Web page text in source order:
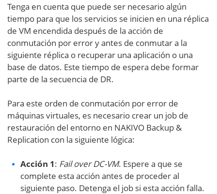
Tenga en cuenta que puede ser necesario algún
tiempo para que los servicios se inicien en una réplica
de VM encendida después de la acción de
conmutación por error y antes de conmutar a la
siguiente réplica o recuperar una aplicación o una
base de datos. Este tiempo de espera debe formar
parte de la secuencia de DR.
Para este orden de conmutación por error de
máquinas virtuales, es necesario crear un job de
restauración del entorno en NAKIVO Backup &
Replication con la siguiente lógica:
Acción 1: Fail over DC-VM. Espere a que se
complete esta acción antes de proceder al
siguiente paso. Detenga el job si esta acción falla.